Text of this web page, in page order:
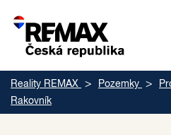
Reality REMAX Pozemky
Rakovník